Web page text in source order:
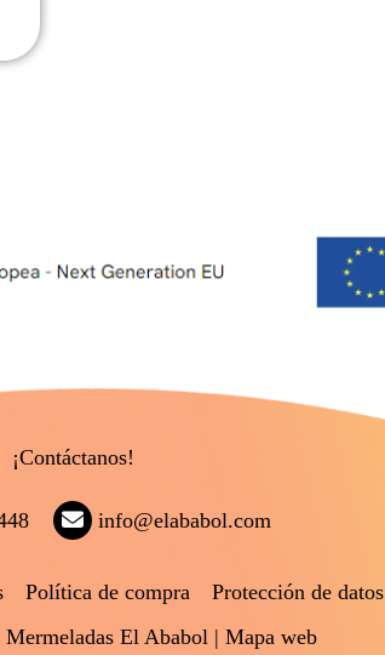
¡Contáctanos!
info@elababol.com
Política de compra Protección de datos
El Ababol |Mapa web